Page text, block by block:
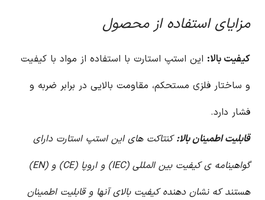
مزایای استفاده از محصول
کیفیت بالا: این استپ استارت با استفاده از مواد با کیفیت
و ساختار فلزی مستحکم، مقاومت بالایی در برابر ضربه و
فشار دارد.
قابلیت اطمینان بالا:کنتاکت های این استپ استارت دارای
گواهینامه ی کیفیت بین المللی (IEC) و اروپا (CE) و (EN)
هستند که نشان دهنده کیفیت بالای آنها و قابلیت اطمینان